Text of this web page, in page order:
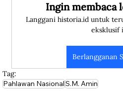
Ingin membaca
Langgani historia.id untuk
eksklusif
Berlangganan
Tag:
Pahlawan NasionalS.M. Amin